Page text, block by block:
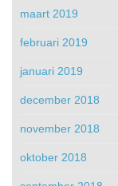
maart 2019
februari 2019
januari 2019
december 2018
november 2018
oktober 2018